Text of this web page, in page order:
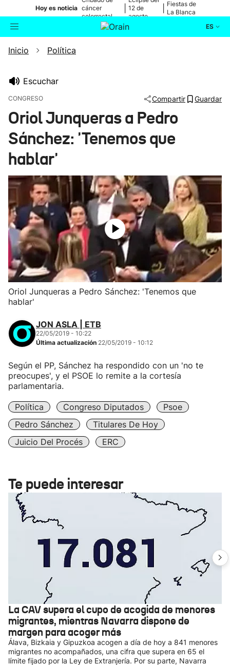
Hoy es noticia cáncer
colorrectal
12 de
agosto
Fiestas de
La Blanca
ES
Buscador
Ikusmiran
Inicio Política
Escuchar
CONGRESO Compartir Guardar
Oriol Junqueras a Pedro
Sánchez: 'Tenemos que
hablar'
Oriol Junqueras a Pedro Sánchez: 'Tenemos que
hablar'
JON ASLA | ETB
22/05/2019 - 10:22
Última actualización 22/05/2019 - 10:12
Según el PP, Sánchez ha respondido con un 'no te
preocupes', y el PSOE lo remite a la cortesía
parlamentaria.
Política Congreso Diputados
Psoe
Pedro Sánchez
Titulares De Hoy
Juicio Del Procés
ERC
Te puede interesar
La CAV supera el cupo de acogida de menores
migrantes, mientras Navarra dispone de
margen para acoger más
Álava, Bizkaia y Gipuzkoa acogen a día de hoy a 841 menores
migrantes no acompañados, una cifra que supera en 65 el
límite fijado por la Ley de Extranjería. Por su parte, Navarra